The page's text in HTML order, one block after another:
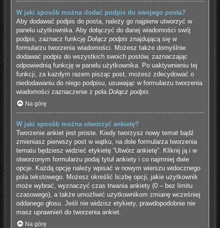
W jaki sposób można dodać podpis do swojego posta?
Aby dodawać podpis do posta, należy go najpierw utworzyć w
panelu użytkownika. Aby dołączyć do danej wiadomości swój
podpis, zaznacz funkcję Dołącz podpis znajdującą się w
formularzu tworzenia wiadomości. Możesz także domyślnie
dodawać podpis do wszystkich swoich postów, zaznaczając
odpowiednią funkcję w panelu użytkownika. Po uaktywnieniu tej
funkcji, za każdym razem pisząc post, możesz zdecydować o
niedodawaniu do niego podpisu, usuwając w formularzu tworzenia
wiadomości zaznaczenie z pola Dołącz podpis.
Na górę
W jaki sposób można utworzyć ankietę?
Tworzenie ankiet jest proste. Kiedy tworzysz nowy temat bądź
zmieniasz pierwszy post w wątku, na dole formularza tworzenia
tematu będziesz widzieć etykietę “Utwórz ankietę”. Kliknij ją i w
otworzonym formularzu podaj tytuł ankiety i co najmniej dwie
opcje. Każdą opcję należy wpisać w nowym wierszu widocznego
pola tekstowego. Możesz określić liczbę opcji, jakie użytkownik
może wybrać, wyznaczyć czas trwania ankiety (0 – bez limitu
czasowego), a także umożliwić użytkownikom zmianę wcześniej
oddanego głosu. Jeśli nie widzisz etykiety, prawdopodobnie nie
masz uprawnień do tworzenia ankiet.
Na górę